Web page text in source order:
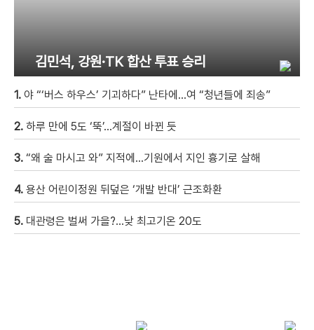
김민석, 강원·TK 합산 투표 승리
1. 야 “‘버스 하우스’ 기괴하다” 난타에…여 “청년들에 죄송”
2. 하루 만에 5도 ‘뚝’…계절이 바뀐 듯
3. “왜 술 마시고 와” 지적에…기원에서 지인 흉기로 살해
4. 용산 어린이정원 뒤덮은 ‘개발 반대’ 근조화환
5. 대관령은 벌써 가을?…낮 최고기온 20도